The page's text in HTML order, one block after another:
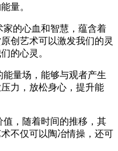
量。
家的心血和智慧，蕴含着
创艺术可以激发我们的灵
的心灵。
量场，能够与观者产生
力，放松身心，提升能
，随着时间的推移，其
不仅可以陶冶情操，还可